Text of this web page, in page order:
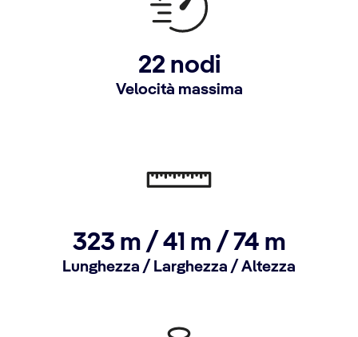
22 nodi
Velocità massima
323 m / 41 m / 74 m
Lunghezza / Larghezza / Altezza